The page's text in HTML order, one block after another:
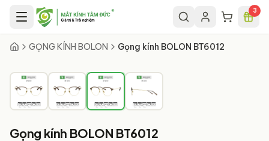
Chuyển đến nội dung chính 3
GỌNG KÍNH BOLON Gọng kính BOLON BT6012
Gọng kính BOLON BT6012